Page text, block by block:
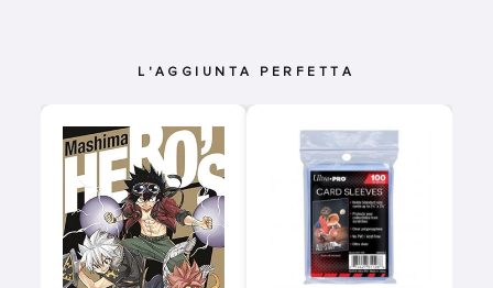
L'AGGIUNTA PERFETTA